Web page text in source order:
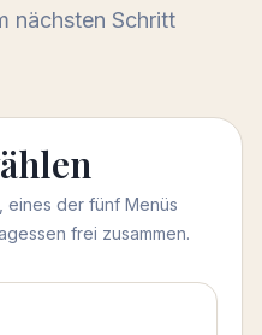
nächsten Schritt
eines der fünf Menüs
frei zusammen.